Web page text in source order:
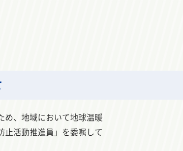
め、地域において地球温暖
止活動推進員」を委嘱して